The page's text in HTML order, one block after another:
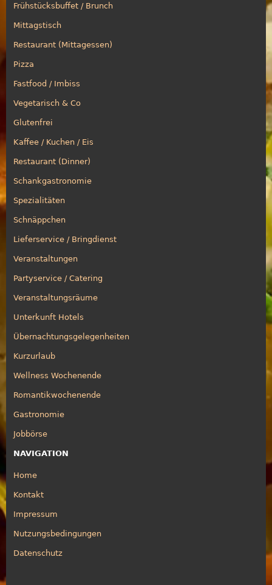
Frühstücksbuffet / Brunch
Mittagstisch
Restaurant (Mittagessen)
Pizza
Fastfood / Imbiss
Vegetarisch & Co
Glutenfrei
Kaffee / Kuchen / Eis
Restaurant (Dinner)
Schankgastronomie
Spezialitäten
Schnäppchen
Lieferservice / Bringdienst
Veranstaltungen
Partyservice / Catering
Veranstaltungsräume
Unterkunft Hotels
Übernachtungsgelegenheiten
Kurzurlaub
Wellness Wochenende
Romantikwochenende
Gastronomie
Jobbörse
NAVIGATION
Home
Kontakt
Impressum
Nutzungsbedingungen
Datenschutz